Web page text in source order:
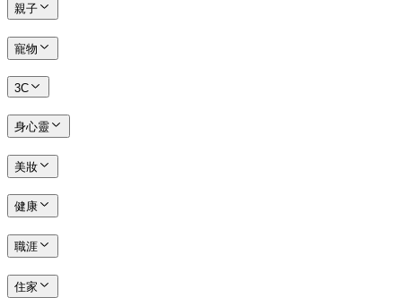
親子
寵物
3C
身心靈
美妝
健康
職涯
住家